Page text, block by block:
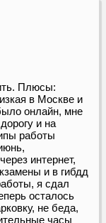
Плюсы:
в Москве и
онлайн, мне
и на
работы
интернет,
и в гибдд
я сдал
осталось
не беда,
часы